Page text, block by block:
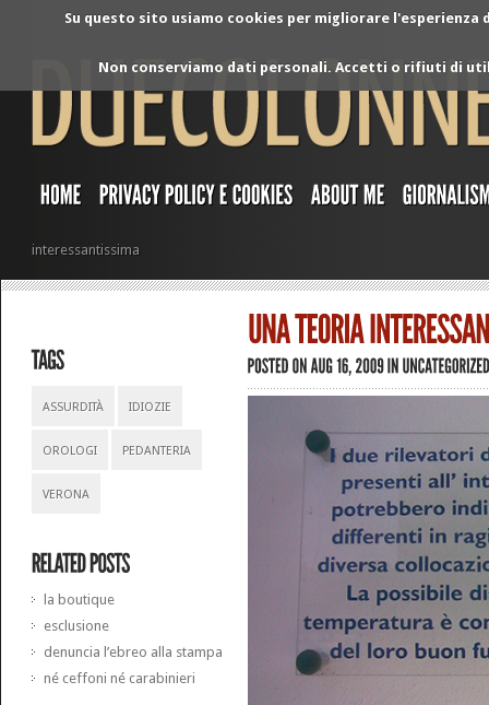
Su questo sito usiamo cookies per migliorare
Non conserviamo dati personali. Accetti o rifiuti di
interessantissima
ASSURDITÀ IDIOZIE
OROLOGI PEDANTERIA
VERONA
la boutique
esclusione
denuncia l’ebreo alla stampa
né ceffoni né carabinieri